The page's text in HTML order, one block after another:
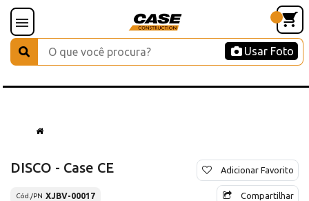
Usar Foto
DISCO - Case CE
Cód./PN XJBV-00017
Adicionar Favorito
Compartilhar